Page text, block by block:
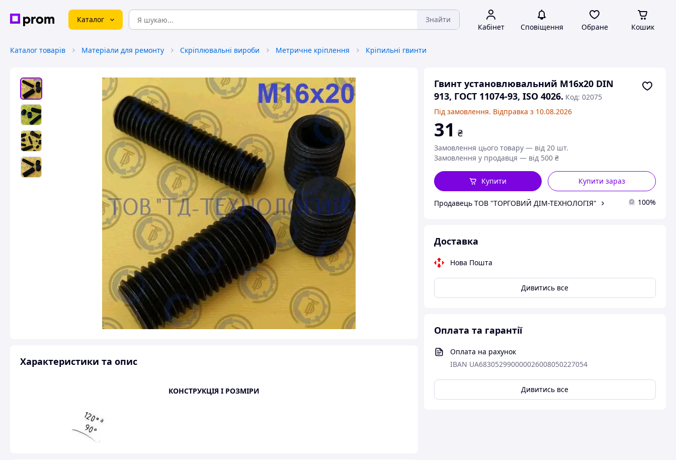
Каталог Знайти
Кабінет Сповіщення Обране Кошик
Каталог товарів Матеріали для ремонту Скріплювальні вироби Метричне кріплення Кріпильні гвинти
Гвинт установлювальний М16х20 DIN
913, ГОСТ 11074-93, ISO 4026. Код: 02075
Під замовлення. Відправка з 10.08.2026
31 ₴
Замовлення цього товару — від 20 шт.
Замовлення у продавця — від 500 ₴
Купити зараз
Купити
Продавець ТОВ "ТОРГОВИЙ ДІМ-ТЕХНОЛОГІЯ" 100%
Доставка
Нова Пошта
Дивитись все
Оплата та гарантії
Оплата на рахунок
IBAN UA683052990000026008050227054
Дивитись все
Характеристики та опис
КОНСТРУКЦІЯ І РОЗМІРИ